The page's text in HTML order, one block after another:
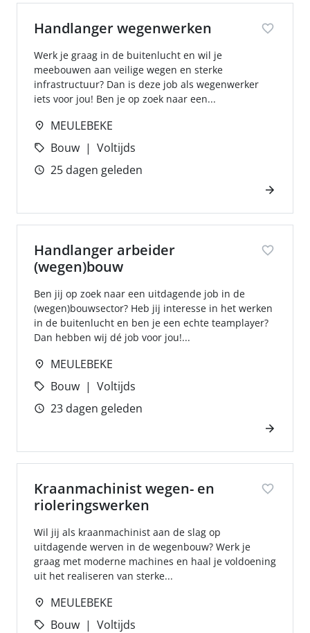
Handlanger wegenwerken
Werk je graag in de buitenlucht en wil je
meebouwen aan veilige wegen en sterke
infrastructuur? Dan is deze job als wegenwerker
iets voor jou! Ben je op zoek naar een...
MEULEBEKE
Bouw
Voltijds
25 dagen geleden
Handlanger arbeider
(wegen)bouw
Ben jij op zoek naar een uitdagende job in de
(wegen)bouwsector? Heb jij interesse in het werken
in de buitenlucht en ben je een echte teamplayer?
Dan hebben wij dé job voor jou!...
MEULEBEKE
Bouw
Voltijds
23 dagen geleden
Kraanmachinist wegen- en
rioleringswerken
Wil jij als kraanmachinist aan de slag op
uitdagende werven in de wegenbouw? Werk je
graag met moderne machines en haal je voldoening
uit het realiseren van sterke...
MEULEBEKE
Bouw
Voltijds